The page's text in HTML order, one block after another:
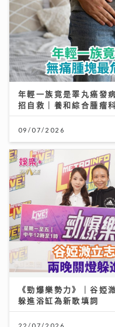
年輕一族竟是睪丸癌發
招自救｜養和綜合腫瘤
09/07/2026
《勁爆樂勢力》｜谷婭
躲進浴缸為新歌填詞
22/07/2026